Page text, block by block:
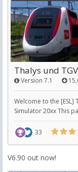
V6.90 out now!